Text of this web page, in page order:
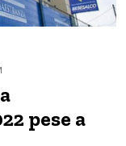
pese a